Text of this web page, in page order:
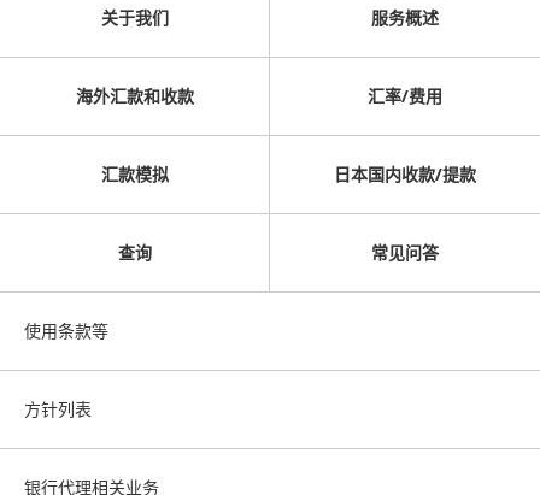
关于我们 服务概述
海外汇款和收款 汇率/费用
汇款模拟 日本国内收款/提款
查询 常见问答
使用条款等
方针列表
银行代理相关业务